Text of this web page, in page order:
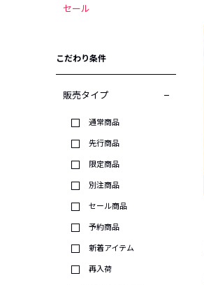
セール
こだわり条件
販売タイプ
通常商品
先行商品
限定商品
別注商品
セール商品
予約商品
新着アイテム
再入荷